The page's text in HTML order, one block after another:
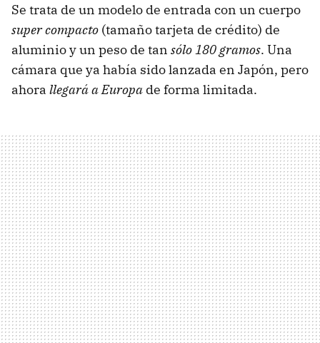
Se trata de un modelo de entrada con un cuerpo
super compacto (tamaño tarjeta de crédito) de
aluminio y un peso de tan sólo 180 gramos. Una
cámara que ya había sido lanzada en Japón, pero
ahora llegará a Europa de forma limitada.